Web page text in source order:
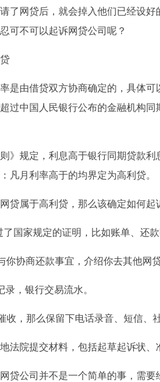
了网贷后，就会掉入他们已经设
可不可以起诉网贷公司呢？
是由借贷双方协商确定的，具体
过中国人民银行公布的金融机构
》规定，利息高于银行同期贷款
凡月利率高于的均界定为高利贷。
贷属于高利贷，那么该确定如何起
了国家规定的证明，比如账单、还
你协商还款事宜，介绍你去其他网
录，银行交易流水。
收，那么保留下电话录音、短信、
法院提交材料，包括起草起诉状、
贷公司并不是一个简单的事，需